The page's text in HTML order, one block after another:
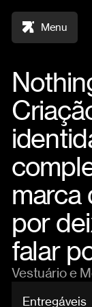
Menu
marca
por
falar
Vestuário e
Entregáveis